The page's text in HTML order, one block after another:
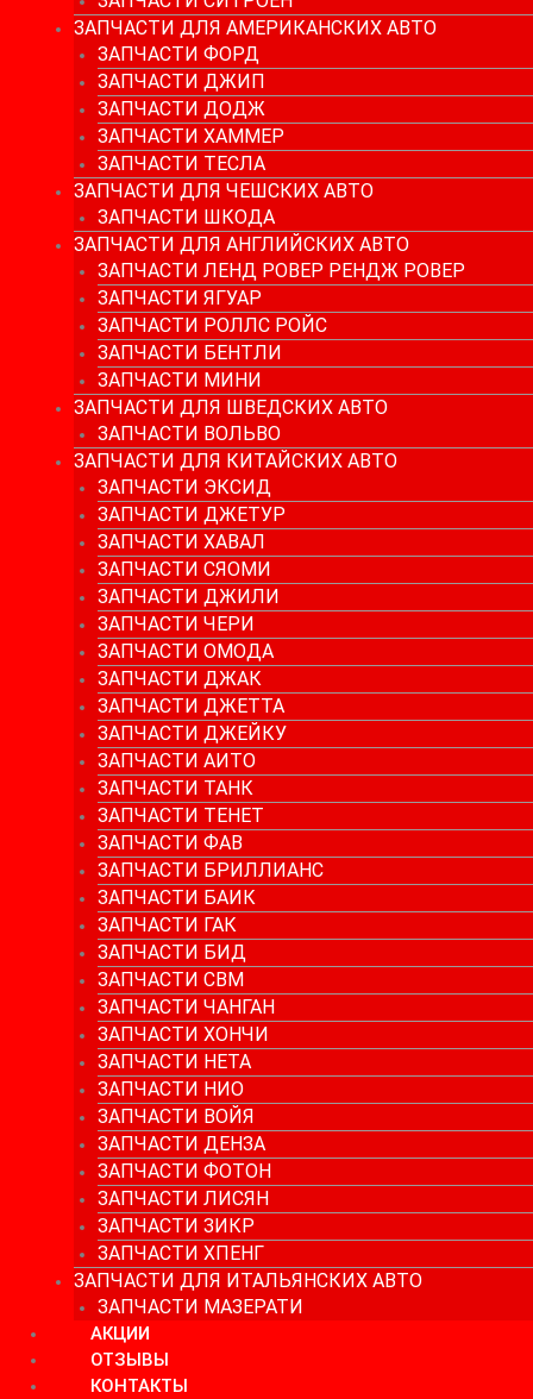
ЗАПЧАСТИ ДЛЯ АМЕРИКАНСКИХ АВТО
ЗАПЧАСТИ ФОРД
ЗАПЧАСТИ ДЖИП
ЗАПЧАСТИ ДОДЖ
ЗАПЧАСТИ ХАММЕР
ЗАПЧАСТИ ТЕСЛА
ЗАПЧАСТИ ДЛЯ ЧЕШСКИХ АВТО
ЗАПЧАСТИ ШКОДА
ЗАПЧАСТИ ДЛЯ АНГЛИЙСКИХ АВТО
ЗАПЧАСТИ ЛЕНД РОВЕР РЕНДЖ РОВЕР
ЗАПЧАСТИ ЯГУАР
ЗАПЧАСТИ РОЛЛС РОЙС
ЗАПЧАСТИ БЕНТЛИ
ЗАПЧАСТИ МИНИ
ЗАПЧАСТИ ДЛЯ ШВЕДСКИХ АВТО
ЗАПЧАСТИ ВОЛЬВО
ЗАПЧАСТИ ДЛЯ КИТАЙСКИХ АВТО
ЗАПЧАСТИ ЭКСИД
ЗАПЧАСТИ ДЖЕТУР
ЗАПЧАСТИ ХАВАЛ
ЗАПЧАСТИ СЯОМИ
ЗАПЧАСТИ ДЖИЛИ
ЗАПЧАСТИ ЧЕРИ
ЗАПЧАСТИ ОМОДА
ЗАПЧАСТИ ДЖАК
ЗАПЧАСТИ ДЖЕТТА
ЗАПЧАСТИ ДЖЕЙКУ
ЗАПЧАСТИ АИТО
ЗАПЧАСТИ ТАНК
ЗАПЧАСТИ ТЕНЕТ
ЗАПЧАСТИ ФАВ
ЗАПЧАСТИ БРИЛЛИАНС
ЗАПЧАСТИ БАИК
ЗАПЧАСТИ ГАК
ЗАПЧАСТИ БИД
ЗАПЧАСТИ СВМ
ЗАПЧАСТИ ЧАНГАН
ЗАПЧАСТИ ХОНЧИ
ЗАПЧАСТИ НЕТА
ЗАПЧАСТИ НИО
ЗАПЧАСТИ ВОЙЯ
ЗАПЧАСТИ ДЕНЗА
ЗАПЧАСТИ ФОТОН
ЗАПЧАСТИ ЛИСЯН
ЗАПЧАСТИ ЗИКР
ЗАПЧАСТИ ХПЕНГ
ЗАПЧАСТИ ДЛЯ ИТАЛЬЯНСКИХ АВТО
ЗАПЧАСТИ МАЗЕРАТИ
АКЦИИ
ОТЗЫВЫ
КОНТАКТЫ